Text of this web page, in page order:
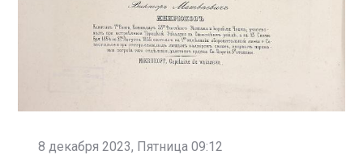
8 декабря 2023, Пятница 09:12